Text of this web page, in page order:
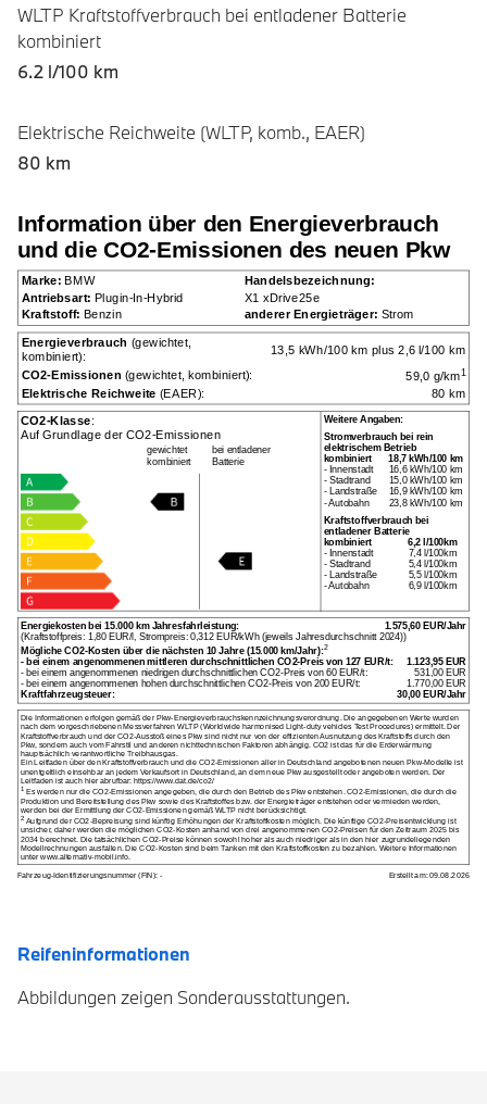
WLTP Kraftstoffverbrauch bei entladener Batterie
kombiniert
6.2 l/100 km
Elektrische Reichweite (WLTP, komb., EAER)
80 km
Reifeninformationen
Abbildungen zeigen Sonderausstattungen.